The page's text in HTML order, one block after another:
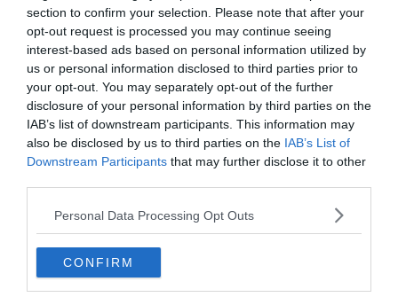
section to confirm your selection. Please note that after your
opt-out request is processed you may continue seeing
interest-based ads based on personal information utilized by
us or personal information disclosed to third parties prior to
your opt-out. You may separately opt-out of the further
disclosure of your personal information by third parties on the
IAB’s list of downstream participants. This information may
also be disclosed by us to third parties on the IAB’s List of
Downstream Participants that may further disclose it to other
Personal Data Processing Opt Outs
CONFIRM
“Szerintem az lenne az igazságos, ha legalább a rövid listára
felkerülne.”
“Majd meglátjuk a végén, hogy megnyeri, vagy sem. Nagyon
örülnék neki [ha megnyerné].”
Van Dijk szerint a Holland válogatottnak
pozitívnak kell maradnia a vereség
ellenére:
“A bajnokság elején nem hiszem, hogy bárki is hitt volna nekünk, ha
azt mondjuk, hogy a döntőbe jutunk. Ez ilyen.” – nyilatkozta a
“Sokat fejlődtünk, minden játékos sokat fejlődött. Büszkének kell
lennünk magunkra.”